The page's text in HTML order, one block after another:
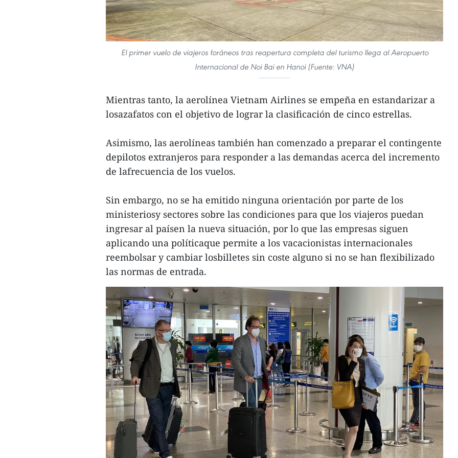
El primer vuelo de viajeros foráneos tras reapertura completa del turismo llega al Aeropuerto
Internacional de Noi Bai en Hanoi (Fuente: VNA)
Mientras tanto, la aerolínea Vietnam Airlines se empeña en estandarizar a
losazafatos con el objetivo de lograr la clasificación de cinco estrellas.
Asimismo, las aerolíneas también han comenzado a preparar el contingente
depilotos extranjeros para responder a las demandas acerca del incremento
de lafrecuencia de los vuelos.
Sin embargo, no se ha emitido ninguna orientación por parte de los
ministeriosy sectores sobre las condiciones para que los viajeros puedan
ingresar al paísen la nueva situación, por lo que las empresas siguen
aplicando una políticaque permite a los vacacionistas internacionales
reembolsar y cambiar losbilletes sin coste alguno si no se han flexibilizado
las normas de entrada.